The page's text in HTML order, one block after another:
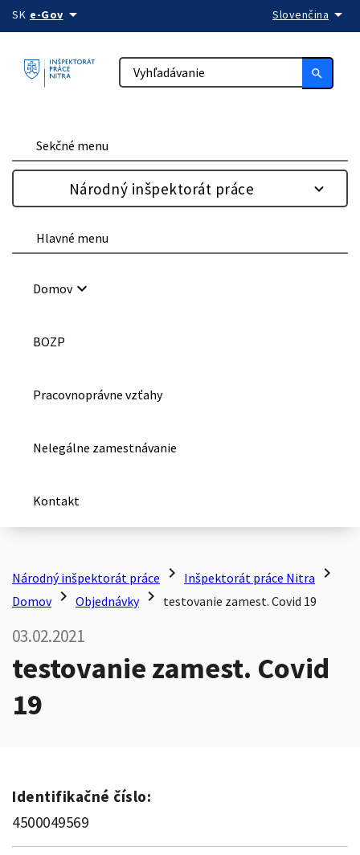
Preskočiť na obsah
SK e-Govarrow_drop_down Slovenčina arrow_drop_down
search
Sekčné menu
Národný inšpektorát práce
Hlavné menu
Domovkeyboard_arrow_down
BOZP
Pracovnoprávne vzťahy
Nelegálne zamestnávanie
Kontakt
Národný inšpektorát práce chevron_right Inšpektorát práce Nitra chevron_right
Domov chevron_right Objednávky chevron_right testovanie zamest. Covid 19
03.02.2021
testovanie zamest. Covid
19
Identifikačné číslo:
4500049569